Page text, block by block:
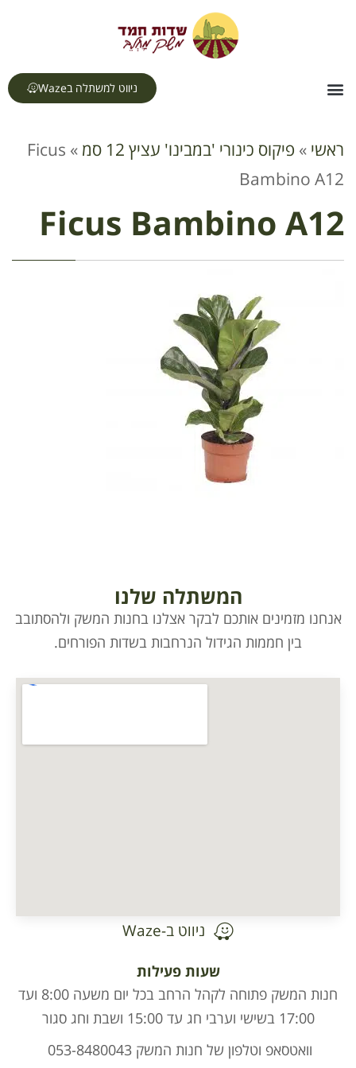
ניווט למשתלה בWaze
ראשי » פיקוס כינורי 'במבינו' עציץ 12 סמ »
Ficus
Bambino A12
Ficus Bambino A12
המשתלה שלנו
אנחנו מזמינים אותכם לבקר אצלנו בחנות המשק ולהסתובב
בין חממות הגידול הנרחבות בשדות הפורחים.
ניווט ב-Waze
שעות פעילות
חנות המשק פתוחה לקהל הרחב בכל יום משעה 8:00 ועד
17:00 בשישי וערבי חג עד 15:00 ושבת וחג סגור
וואטסאפ וטלפון של חנות המשק 053-8480043